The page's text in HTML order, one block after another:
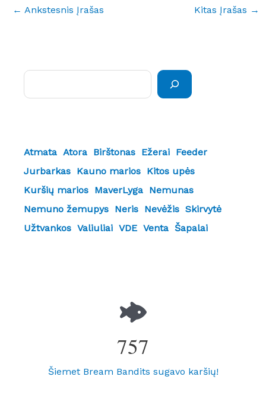
← Ankstesnis Įrašas Kitas Įrašas →
Atmata Atora Birštonas Ežerai Feeder
Jurbarkas Kauno marios Kitos upės
Kuršių marios MaverLyga Nemunas
Nemuno žemupys Neris Nevėžis Skirvytė
Užtvankos Valiuliai VDE Venta Šapalai
757
Šiemet Bream Bandits sugavo karšių!